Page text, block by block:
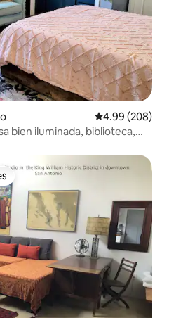
Calificación
4.99 (208)
bien iluminada, biblioteca,